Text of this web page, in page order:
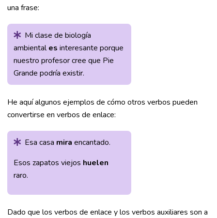
una frase:
Mi clase de biología
ambientales interesante porque
nuestro profesor cree que Pie
Grande podría existir.
He aquí algunos ejemplos de cómo otros verbos pueden
convertirse en verbos de enlace:
Esa casa mira encantado.
Esos zapatos viejos huelen
raro.
Dado que los verbos de enlace y los verbos auxiliares son a